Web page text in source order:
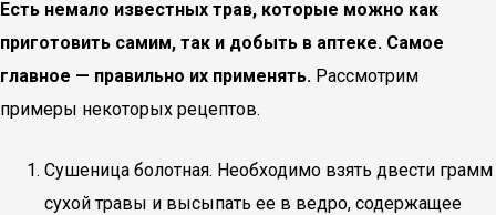
Есть немало известных трав, которые можно как
приготовить самим, так и добыть в аптеке. Самое
главное — правильно их применять. Рассмотрим
примеры некоторых рецептов.
Сушеница болотная. Необходимо взять двести грамм
сухой травы и высыпать ее в ведро, содержащее